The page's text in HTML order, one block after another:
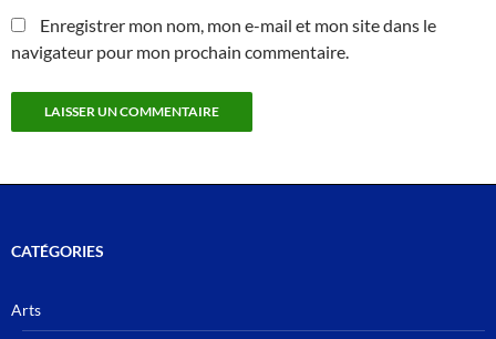
Enregistrer mon nom, mon e-mail et mon site dans le
navigateur pour mon prochain commentaire.
CATÉGORIES
Arts